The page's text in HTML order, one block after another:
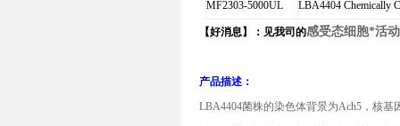
MF2303-5000UL LBA4404 Chemically
【好消息】：见我司的感受态细胞*活动
产品描述：
LBA4404菌株的染色体背景为Ach5 ，核基